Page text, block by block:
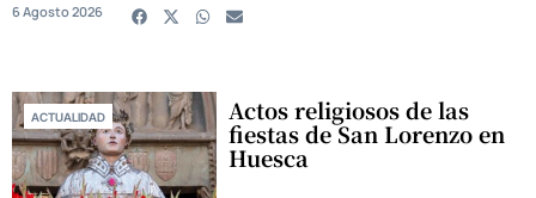
6 Agosto 2026
ACTUALIDAD Actos religiosos de las
fiestas de San Lorenzo en
Huesca